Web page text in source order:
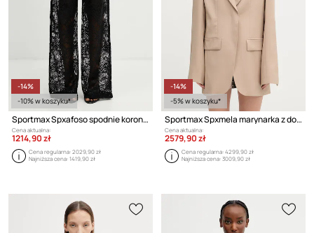
-14%
-10% w koszyku*
Sportmax Spxafoso spodnie koronkowe damskie
Cena aktualna:
1214,90 zł
Cena regularna:2029,90 zł
Najniższa cena:1419,90 zł
-14%
-5% w koszyku*
Sportmax Spxmela marynarka z dodatkiem wełny damska
Cena aktualna:
2579,90 zł
Cena regularna:4299,90 zł
Najniższa cena:3009,90 zł